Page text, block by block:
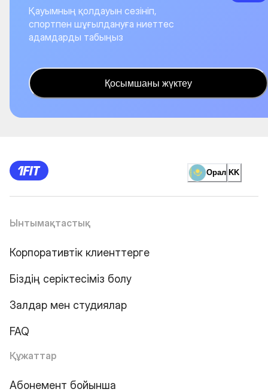
Қауымның қолдауын сезініп,
спортпен шұғылдануға ниеттес
адамдарды табыңыз
Қосымшаны жүктеу
Орал KK
Ынтымақтастық
Корпоративтік клиенттерге
Біздің серіктесіміз болу
Залдар мен студиялар
FAQ
Құжаттар
Абонемент бойынша